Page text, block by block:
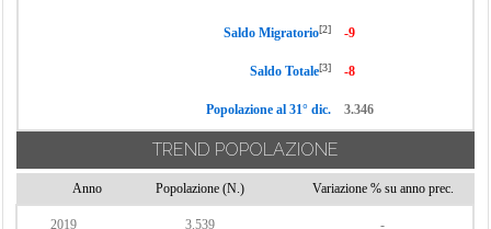
Saldo Migratorio[2] -9
Saldo Totale[3] -8
Popolazione al 31° dic. 3.346
TREND POPOLAZIONE
Anno Popolazione (N.) Variazione % su anno prec.
2019 3.539 -